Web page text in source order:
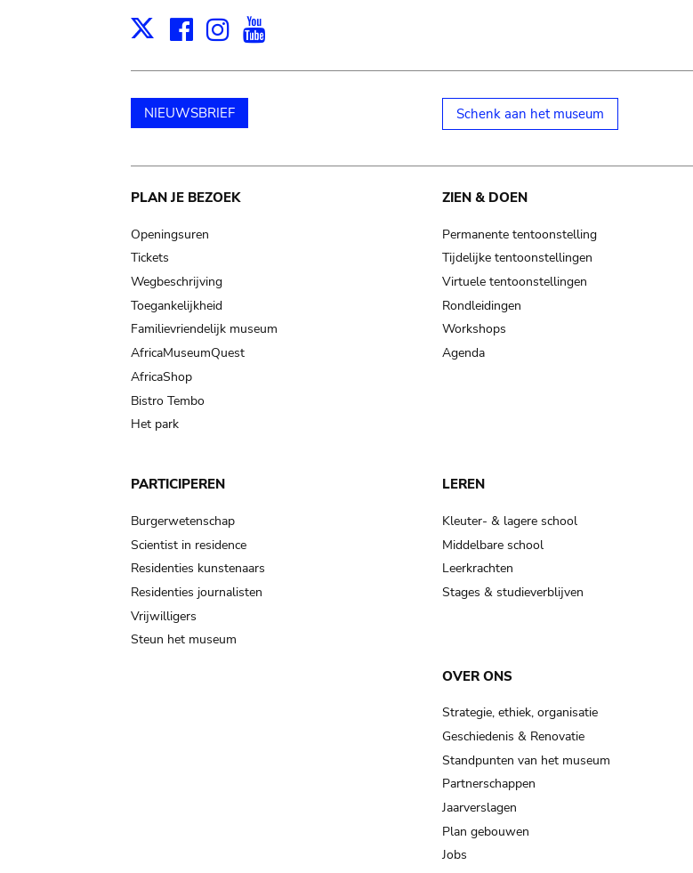
X Facebook
Instagram
NIEUWSBRIEF Schenk aan het museum
Main
navigation
PLAN JE BEZOEK
Openingsuren
Tickets
Wegbeschrijving
Toegankelijkheid
Familievriendelijk museum
AfricaMuseumQuest
AfricaShop
Bistro Tembo
Het park
ZIEN & DOEN
Permanente tentoonstelling
Tijdelijke tentoonstellingen
Virtuele tentoonstellingen
Rondleidingen
Workshops
Agenda
PARTICIPEREN
Burgerwetenschap
Scientist in residence
Residenties kunstenaars
Residenties journalisten
Vrijwilligers
Steun het museum
LEREN
Kleuter- & lagere school
Middelbare school
Leerkrachten
Stages & studieverblijven
OVER ONS
Strategie, ethiek, organisatie
Geschiedenis & Renovatie
Standpunten van het museum
Partnerschappen
Jaarverslagen
Plan gebouwen
Jobs